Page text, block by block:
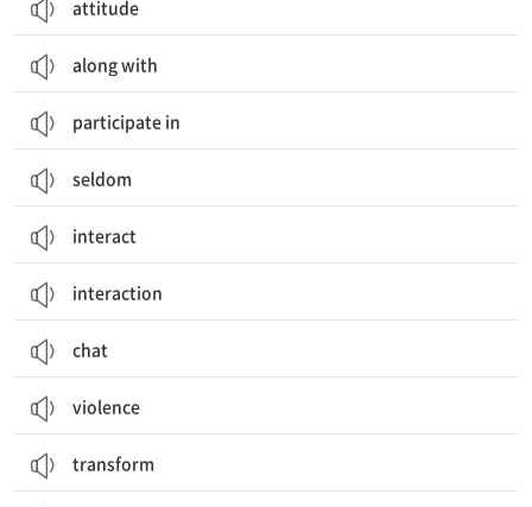
attitude
along with
participate in
seldom
interact
interaction
chat
violence
transform